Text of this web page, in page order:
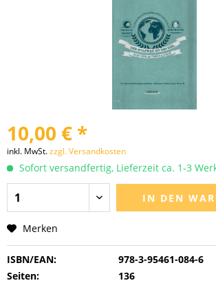
10,00 € *
inkl. MwSt.zzgl. Versandkosten
Sofort versandfertig, Lieferzeit ca. 1-3
IN DEN
Merken
ISBN/EAN:
978-3-95461-084-6
Seiten:
136